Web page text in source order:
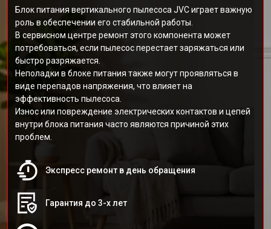
Блок питания вертикального пылесоса JVC играет важную
роль в обеспечении его стабильной работы.
В сервисном центре ремонт этого компонента может
потребоваться, если пылесос перестает заряжаться или
быстро разряжается.
Неполадки в блоке питания также могут проявляться в
виде перепадов напряжения, что влияет на
эффективность пылесоса.
Износ или повреждение электрических контактов и цепей
внутри блока питания часто являются причиной этих
проблем.
Экспресс ремонт в день обращения
Гарантия до 3-х лет